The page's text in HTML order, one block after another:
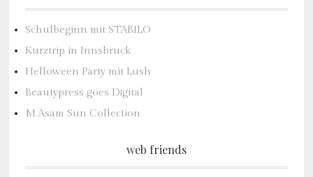
Schulbeginn mit STABILO
Kurztrip in Innsbruck
Helloween Party mit Lush
Beautypress goes Digital
M.Asam Sun Collection
web friends